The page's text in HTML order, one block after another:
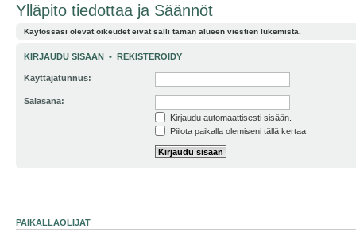
Ylläpito tiedottaa ja Säännöt
Käytössäsi olevat oikeudet eivät salli tämän alueen viestien lukemista.
KIRJAUDU SISÄÄN • REKISTERÖIDY
Käyttäjätunnus:
Salasana:
Kirjaudu automaattisesti sisään.
Piilota paikalla olemiseni tällä kertaa
PAIKALLAOLIJAT